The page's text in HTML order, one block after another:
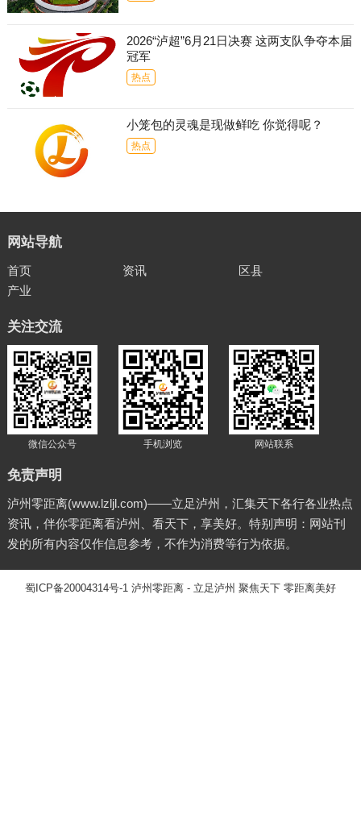
2026“泸超”6月21日决赛 这两支队争夺本届
冠军
热点
小笼包的灵魂是现做鲜吃 你觉得呢？
热点
网站导航
首页 资讯
区县
产业
关注交流
微信公众号 手机浏览 网站联系
免责声明
泸州零距离(www.lzljl.com)——立足泸州，汇集天下各行各业热点
资讯，伴你零距离看泸州、看天下，享美好。特别声明：网站刊
发的所有内容仅作信息参考，不作为消费等行为依据。
蜀ICP备20004314号-1 泸州零距离- 立足泸州 聚焦天下 零距离美好